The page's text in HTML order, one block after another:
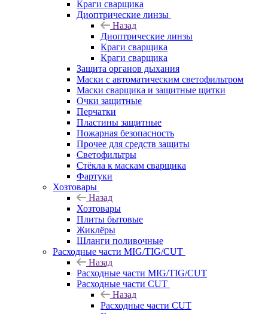
Краги сварщика
Диоптрические линзы
Назад
Диоптрические линзы
Краги сварщика
Краги сварщика
Защита органов дыхания
Маски с автоматическим светофильтром
Маски сварщика и защитные щитки
Очки защитные
Перчатки
Пластины защитные
Пожарная безопасность
Прочее для средств защиты
Светофильтры
Стёкла к маскам сварщика
Фартуки
Хозтовары
Назад
Хозтовары
Плиты бытовые
Жиклёры
Шланги поливочные
Расходные части MIG/TIG/CUT
Назад
Расходные части MIG/TIG/CUT
Расходные части CUT
Назад
Расходные части CUT